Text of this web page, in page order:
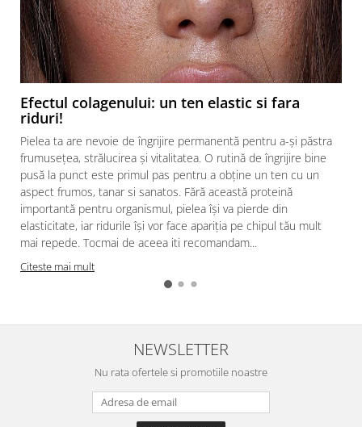
Efectul colagenului: un ten elastic si fara
riduri!
Pielea ta are nevoie de îngrijire permanentă pentru a-și păstra
frumusețea, strălucirea și vitalitatea. O rutină de îngrijire bine
pusă la punct este primul pas pentru a obține un ten cu un
aspect frumos, tanar si sanatos. Fără această proteină
importantă pentru organismul, pielea își va pierde din
elasticitate, iar ridurile își vor face apariția pe chipul tău mult
mai repede. Tocmai de aceea iti recomandam...
Citeste mai mult
NEWSLETTER
Nu rata ofertele si promotiile noastre